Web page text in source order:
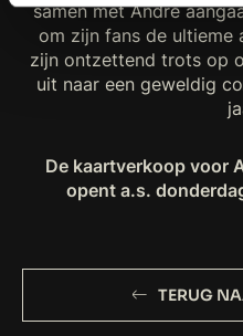
samen met André
om zijn fans de ultieme
zijn ontzettend trots op
uit naar een geweldig
De kaartverkoop voor
opent a.s.
TERUG